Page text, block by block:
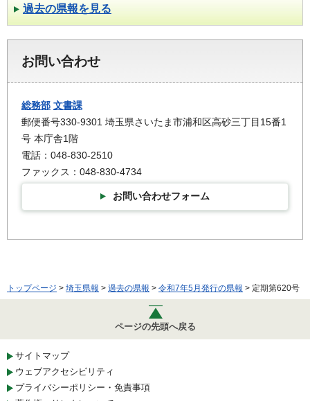
過去の県報を見る
お問い合わせ
総務部 文書課
郵便番号330-9301 埼玉県さいたま市浦和区高砂三丁目15番1
号 本庁舎1階
電話：048-830-2510
ファックス：048-830-4734
お問い合わせフォーム
トップページ > 埼玉県報 > 過去の県報 > 令和7年5月発行の県報 > 定期第620号
ページの先頭へ戻る
サイトマップ
ウェブアクセシビリティ
プライバシーポリシー・免責事項